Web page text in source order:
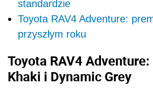
standardzie
Toyota RAV4 Adventure:
przyszłym roku
Toyota RAV4 Adventure:
Khaki i Dynamic Grey